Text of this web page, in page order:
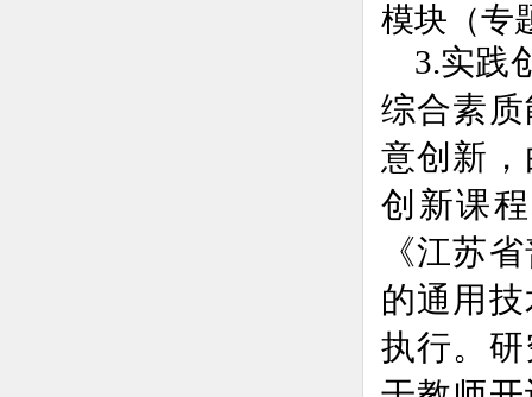
模块（专
3.实践
综合素
意创新
创新课
《江苏
的通用
执行。